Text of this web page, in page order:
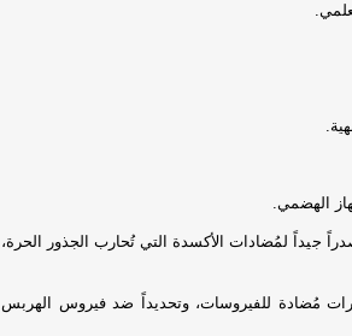
الهضمي.
جيداً لمُضادات الأكسدة التي تُحارب الجذور الحرة،
مُضادة للفيروسات، وتحديداً ضد فيروس الهربس